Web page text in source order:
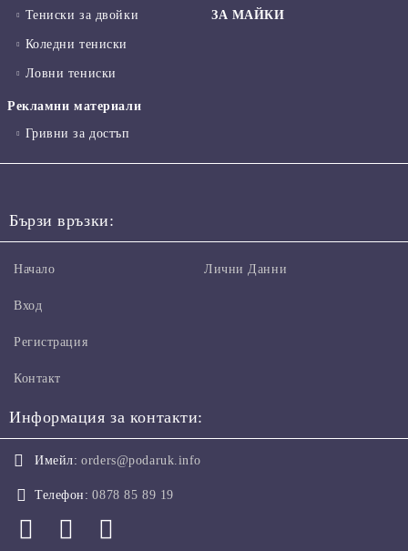
Тениски за двойки
Коледни тениски
Ловни тениски
Рекламни материали
Гривни за достъп
ЗА МАЙКИ
Бързи връзки:
Начало
Вход
Регистрация
Контакт
Лични Данни
Информация за контакти:
Имейл: orders@podaruk.info
Телефон: 0878 85 89 19